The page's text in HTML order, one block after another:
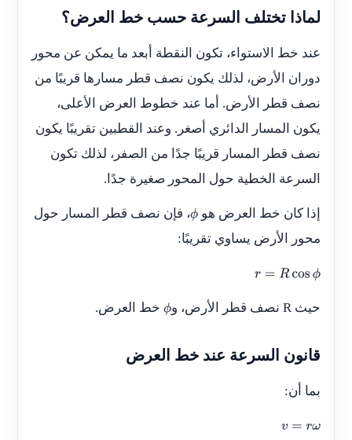
لماذا تختلف السرعة حسب خط العرض؟
عند خط الاستواء، تكون النقطة أبعد ما يمكن عن محور
دوران الأرض، لذلك يكون نصف قطر مسارها قريبًا من
نصف قطر الأرض. أما عند خطوط العرض الأعلى،
يكون المسار الدائري أصغر. وعند القطبين تقريبًا يكون
نصف قطر المسار قريبًا جدًا من الصفر، لذلك تكون
السرعة الخطية حول المحور صغيرة جدًا.
إذا كان خط العرض هو ϕ، فإن نصف قطر المسار حول
محور الأرض يساوي تقريبًا:
r =R cosϕ
حيث Rنصف قطر الأرض، وϕخط العرض.
قانون السرعة عند خط العرض
بما أن:
v =r ω